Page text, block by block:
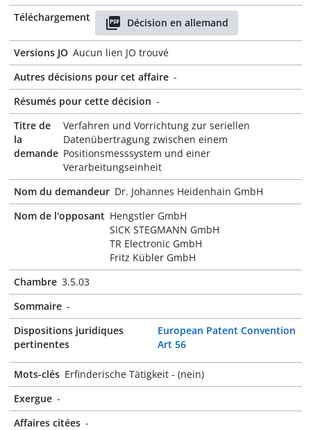
Téléchargement
Décision en allemand
Versions JO Aucun lien JO trouvé
Autres décisions pour cet affaire -
Résumés pour cette décision -
Titre de
la
demande
Verfahren und Vorrichtung zur seriellen
Datenübertragung zwischen einem
Positionsmesssystem und einer
Verarbeitungseinheit
Nom du demandeur Dr. Johannes Heidenhain GmbH
Nom de l'opposant Hengstler GmbH
SICK STEGMANN GmbH
TR Electronic GmbH
Fritz Kübler GmbH
Chambre 3.5.03
Sommaire -
Dispositions juridiques
pertinentes
European Patent Convention
Art 56
Mots-clés Erfinderische Tätigkeit - (nein)
Exergue -
Affaires citées -